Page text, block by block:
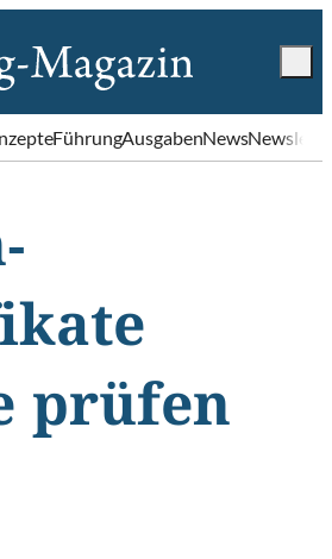
FührungAusgabenNews
prüfen